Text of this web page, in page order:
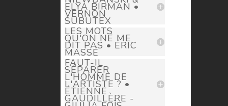
ELYA BIRMAN •
VERNON
SUBUTEX
LES MOTS
QU'ON NE ME
DIT PAS • ÉRIC
MASSÉ
FAUT-IL
SÉPARER
L'HOMME DE
L'ARTISTE ? •
ÉTIENNE
GAUDILLÈRE -